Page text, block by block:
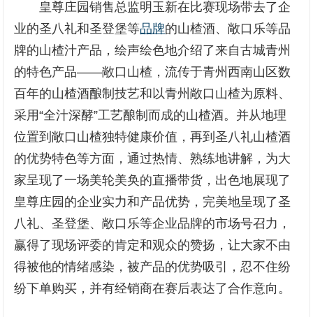
皇尊庄园销售总监明玉新在比赛现场带去了企
业的圣八礼和圣登堡等品牌的山楂酒、敞口乐等品
牌的山楂汁产品，绘声绘色地介绍了来自古城青州
的特色产品——敞口山楂，流传于青州西南山区数
百年的山楂酒酿制技艺和以青州敞口山楂为原料、
采用“全汁深酵”工艺酿制而成的山楂酒。并从地理
位置到敞口山楂独特健康价值，再到圣八礼山楂酒
的优势特色等方面，通过热情、熟练地讲解，为大
家呈现了一场美轮美奂的直播带货，出色地展现了
皇尊庄园的企业实力和产品优势，完美地呈现了圣
八礼、圣登堡、敞口乐等企业品牌的市场号召力，
赢得了现场评委的肯定和观众的赞扬，让大家不由
得被他的情绪感染，被产品的优势吸引，忍不住纷
纷下单购买，并有经销商在赛后表达了合作意向。